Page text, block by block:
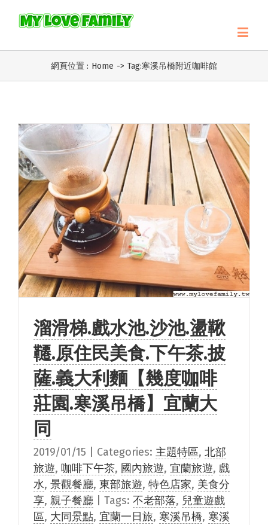
網頁位置 : Home -> Tag:寒溪吊橋附近咖啡館
溜滑梯.戲水池.沙池.盪鞦
韆.原住民美食.下午茶.披
薩.義大利麵【幾度咖啡
莊園.寒溪吊橋】宜蘭大
同
2019/01/15 Categories: 主題特區, 北部
旅遊, 咖啡下午茶, 國內旅遊, 宜蘭旅遊, 戲
水, 景觀餐廳, 東部旅遊, 特色店家, 美食分
享, 親子餐廳 Tags: 不老部落, 兒童遊戲
區, 大同景點, 宜蘭一日旅, 寒溪吊橋, 寒溪